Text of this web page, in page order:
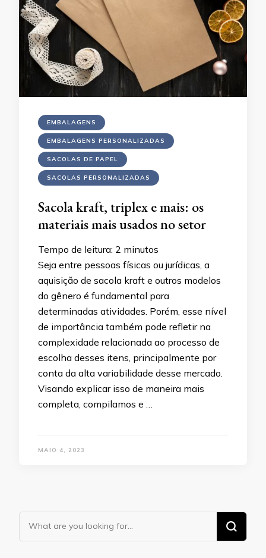
EMBALAGENS
EMBALAGENS PERSONALIZADAS
SACOLAS DE PAPEL
SACOLAS PERSONALIZADAS
Sacola kraft, triplex e mais: os
materiais mais usados no setor
Tempo de leitura: 2 minutos
Seja entre pessoas físicas ou jurídicas, a
aquisição de sacola kraft e outros modelos
do gênero é fundamental para
determinadas atividades. Porém, esse nível
de importância também pode refletir na
complexidade relacionada ao processo de
escolha desses itens, principalmente por
conta da alta variabilidade desse mercado.
Visando explicar isso de maneira mais
completa, compilamos e …
MAIO 4, 2023